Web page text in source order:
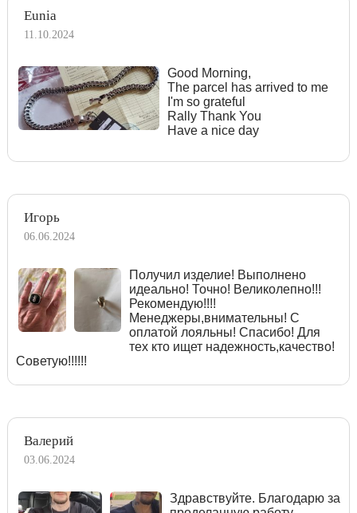
Eunia
11.10.2024
Good Morning,
The parcel has arrived to me
I'm so grateful
Rally Thank You
Have a nice day
Игорь
06.06.2024
Получил изделие! Выполнено
идеально! Точно! Великолепно!!!
Рекомендую!!!!
Менеджеры,внимательны! С
оплатой лояльны! Спасибо! Для
тех кто ищет надежность,качество!
Советую!!!!!!
Валерий
03.06.2024
Здравствуйте. Благодарю за